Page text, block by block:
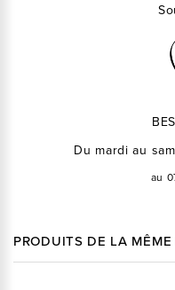
Du mardi au
au
PRODUITS DE LA MÊME